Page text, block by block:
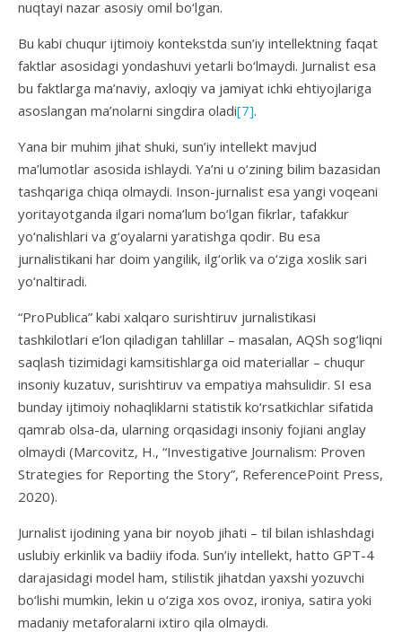
nuqtayi nazar asosiy omil bo‘lgan.
Bu kabi chuqur ijtimoiy kontekstda sun’iy intellektning faqat
faktlar asosidagi yondashuvi yetarli bo‘lmaydi. Jurnalist esa
bu faktlarga ma’naviy, axloqiy va jamiyat ichki ehtiyojlariga
asoslangan ma’nolarni singdira oladi[7].
Yana bir muhim jihat shuki, sun’iy intellekt mavjud
ma’lumotlar asosida ishlaydi. Ya’ni u o‘zining bilim bazasidan
tashqariga chiqa olmaydi. Inson-jurnalist esa yangi voqeani
yoritayotganda ilgari noma’lum bo‘lgan fikrlar, tafakkur
yo‘nalishlari va g‘oyalarni yaratishga qodir. Bu esa
jurnalistikani har doim yangilik, ilg‘orlik va o‘ziga xoslik sari
yo‘naltiradi.
“ProPublica” kabi xalqaro surishtiruv jurnalistikasi
tashkilotlari e’lon qiladigan tahlillar – masalan, AQSh sog‘liqni
saqlash tizimidagi kamsitishlarga oid materiallar – chuqur
insoniy kuzatuv, surishtiruv va empatiya mahsulidir. SI esa
bunday ijtimoiy nohaqliklarni statistik ko‘rsatkichlar sifatida
qamrab olsa-da, ularning orqasidagi insoniy fojiani anglay
olmaydi (Marcovitz, H., “Investigative Journalism: Proven
Strategies for Reporting the Story”, ReferencePoint Press,
2020).
Jurnalist ijodining yana bir noyob jihati – til bilan ishlashdagi
uslubiy erkinlik va badiiy ifoda. Sun’iy intellekt, hatto GPT-4
darajasidagi model ham, stilistik jihatdan yaxshi yozuvchi
bo‘lishi mumkin, lekin u o‘ziga xos ovoz, ironiya, satira yoki
madaniy metaforalarni ixtiro qila olmaydi.